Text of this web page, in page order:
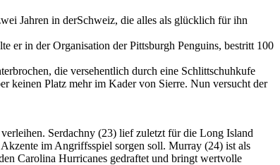
Jahren in derSchweiz, die alles als glücklich für ihn
er in der Organisation der Pittsburgh Penguins, bestritt 100
die versehentlich durch eine Schlittschuhkufe
keinen Platz mehr im Kader von Sierre. Nun versucht der
Serdachny (23) lief zuletzt für die Long Island
im Angriffsspiel sorgen soll. Murray (24) ist als
Carolina Hurricanes gedraftet und bringt wertvolle